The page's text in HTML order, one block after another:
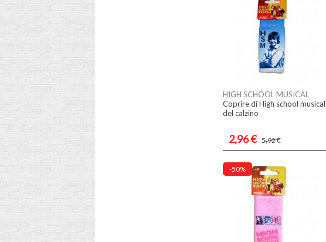
HIGH SCHOOL MUSICAL
Coprire di High school musical
del calzino
2,96 € 5,92 €
-50%